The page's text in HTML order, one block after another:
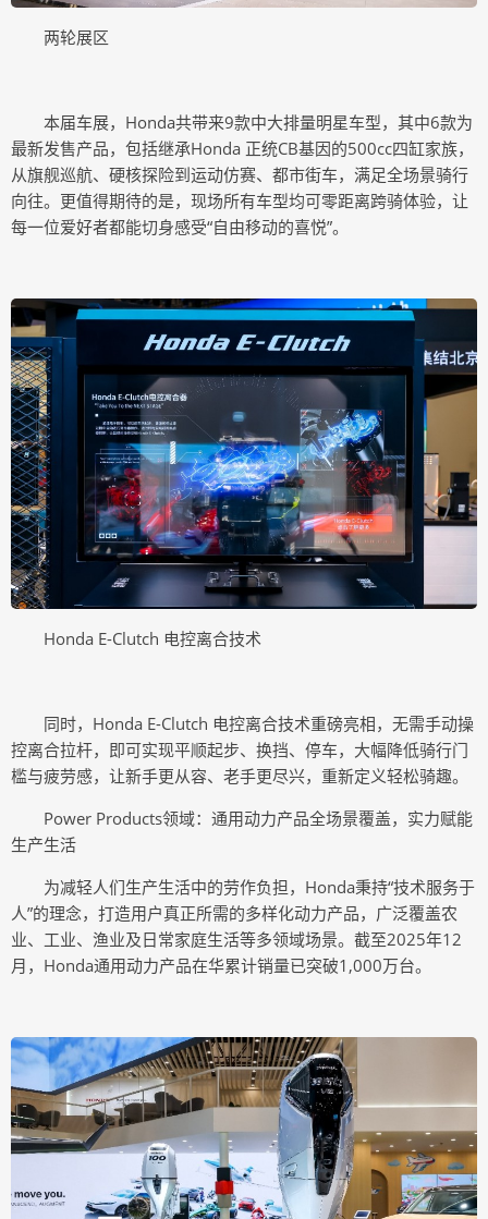
两轮展区
本届车展，Honda共带来9款中大排量明星车型，其中6款为
最新发售产品，包括继承Honda 正统CB基因的500cc四缸家族，
从旗舰巡航、硬核探险到运动仿赛、都市街车，满足全场景骑行
向往。更值得期待的是，现场所有车型均可零距离跨骑体验，让
每一位爱好者都能切身感受“自由移动的喜悦”。
Honda E-Clutch 电控离合技术
同时，Honda E-Clutch 电控离合技术重磅亮相，无需手动操
控离合拉杆，即可实现平顺起步、换挡、停车，大幅降低骑行门
槛与疲劳感，让新手更从容、老手更尽兴，重新定义轻松骑趣。
Power Products领域：通用动力产品全场景覆盖，实力赋能
生产生活
为减轻人们生产生活中的劳作负担，Honda秉持“技术服务于
人”的理念，打造用户真正所需的多样化动力产品，广泛覆盖农
业、工业、渔业及日常家庭生活等多领域场景。截至2025年12
月，Honda通用动力产品在华累计销量已突破1,000万台。